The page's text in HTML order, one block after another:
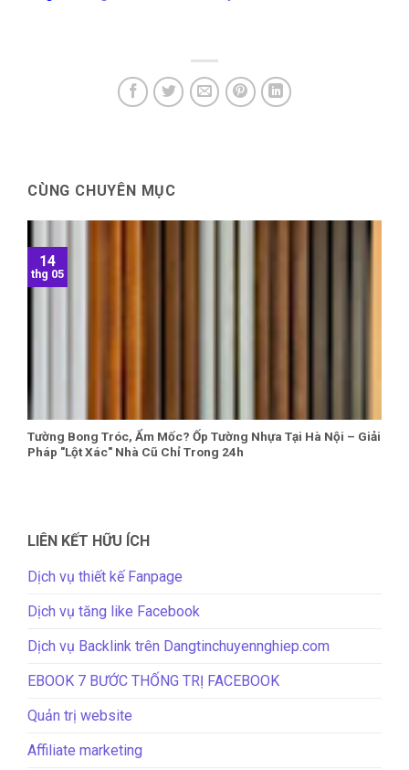
CÙNG CHUYÊN MỤC
Tường Bong Tróc, Ẩm Mốc? Ốp Tường Nhựa Tại Hà Nội – Giải
Pháp "Lột Xác" Nhà Cũ Chỉ Trong 24h
14
thg 05
LIÊN KẾT HỮU ÍCH
Dịch vụ thiết kế Fanpage
Dịch vụ tăng like Facebook
Dịch vụ Backlink trên Dangtinchuyennghiep.com
EBOOK 7 BƯỚC THỐNG TRỊ FACEBOOK
Quản trị website
Affiliate marketing